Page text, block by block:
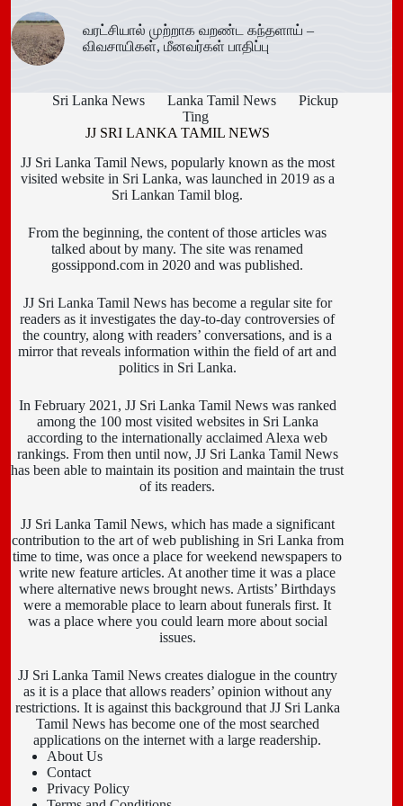
வரட்சியால் முற்றாக வறண்ட கந்தளாய் –
விவசாயிகள், மீனவர்கள் பாதிப்பு
Sri Lanka News Lanka Tamil News
Pickup
Ting
JJ SRI LANKA TAMIL NEWS
JJ Sri Lanka Tamil News, popularly known as the most
visited website in Sri Lanka, was launched in 2019 as a
Sri Lankan Tamil blog.
From the beginning, the content of those articles was
talked about by many. The site was renamed
gossippond.com in 2020 and was published.
JJ Sri Lanka Tamil News has become a regular site for
readers as it investigates the day-to-day controversies of
the country, along with readers’ conversations, and is a
mirror that reveals information within the field of art and
politics in Sri Lanka.
In February 2021, JJ Sri Lanka Tamil News was ranked
among the 100 most visited websites in Sri Lanka
according to the internationally acclaimed Alexa web
rankings. From then until now, JJ Sri Lanka Tamil News
has been able to maintain its position and maintain the trust
of its readers.
JJ Sri Lanka Tamil News, which has made a significant
contribution to the art of web publishing in Sri Lanka from
time to time, was once a place for weekend newspapers to
write new feature articles. At another time it was a place
where alternative news brought news. Artists’ Birthdays
were a memorable place to learn about funerals first. It
was a place where you could learn more about social
issues.
JJ Sri Lanka Tamil News creates dialogue in the country
as it is a place that allows readers’ opinion without any
restrictions. It is against this background that JJ Sri Lanka
Tamil News has become one of the most searched
applications on the internet with a large readership.
About Us
Contact
Privacy Policy